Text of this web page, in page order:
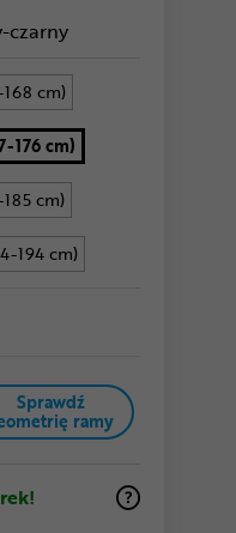
czarny
168 cm)
176 cm)
cm)
194 cm)
Sprawdź
ramy